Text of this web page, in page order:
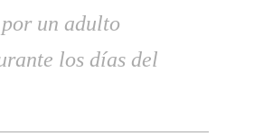
un adulto
los días del